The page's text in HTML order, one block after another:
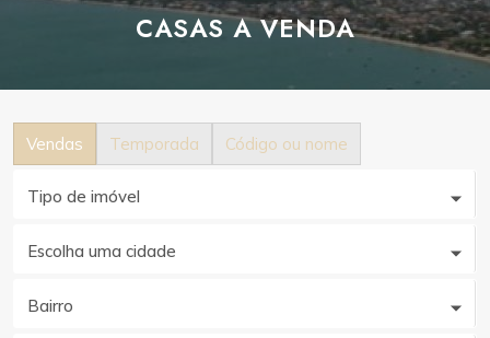
CASAS A VENDA
Vendas Temporada Código ou nome
Tipo de imóvel
Escolha uma cidade
Bairro